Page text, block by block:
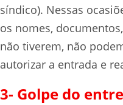
síndico). Nessas
os nomes,
não tiverem, não
autorizar a entrada e
3- Golpe do